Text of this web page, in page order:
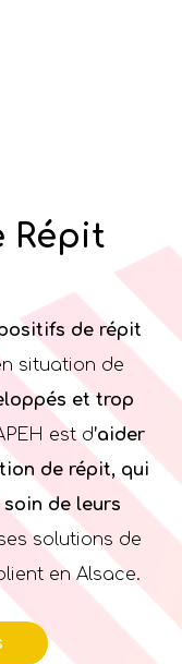
Répit
de répit
situation de
et trop
est d’aider
de répit, qui
de leurs
solutions de
en Alsace.